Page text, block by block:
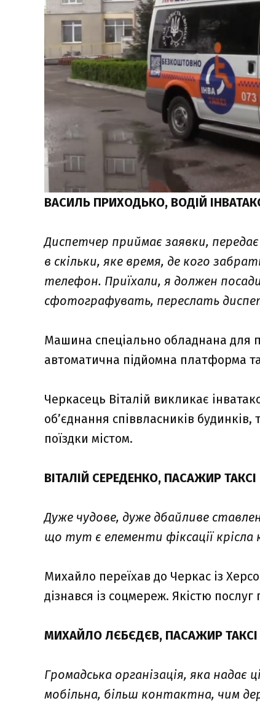
ВАСИЛЬ ПРИХОДЬКО, ВОДІЙ
Диспетчер приймає заявки,
в скільки, яке время, де кого
телефон. Приїхали, я должен
сфотографувать, переслать
Машина спеціально обладнана для
автоматична підйомна платформа
Черкасець Віталій викликає
об’єднання співвласників
поїздки містом.
ВІТАЛІЙ СЕРЕДЕНКО, ПАСАЖИР ТАКСІ
Дуже чудове, дуже дбайливе
що тут є елементи фіксації крісла
Михайло переїхав до Черкас із
дізнався із соцмереж. Якістю
МИХАЙЛО ЛЄБЄДЄВ, ПАСАЖИР ТАКСІ
Громадська організація, яка надає
мобільна, більш контактна, чим